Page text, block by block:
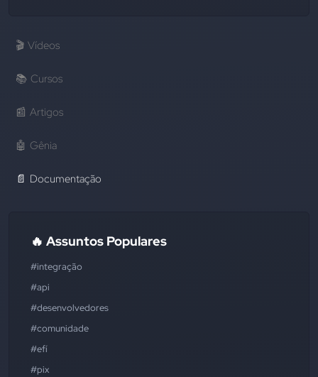
🎬 Vídeos
📚 Cursos
📰 Artigos
🤖 Gênia
📄 Documentação
🔥 Assuntos Populares
#integração
#api
#desenvolvedores
#comunidade
#efí
#pix